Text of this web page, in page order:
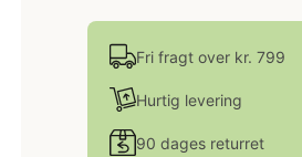
Fri fragt over kr. 799
Hurtig levering
90 dages returret